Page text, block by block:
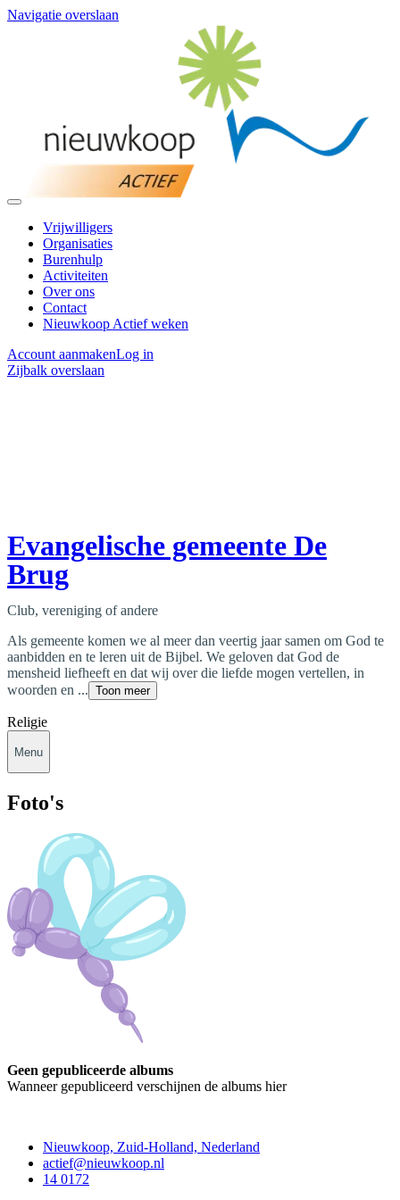
Navigatie overslaan
Vrijwilligers
Organisaties
Burenhulp
Activiteiten
Over ons
Contact
Nieuwkoop Actief weken
Account aanmakenLog in
Zijbalk overslaan
Evangelische gemeente De
Brug
Club, vereniging of andere
Als gemeente komen we al meer dan veertig jaar samen om God te
aanbidden en te leren uit de Bijbel. We geloven dat God de
mensheid liefheeft en dat wij over die liefde mogen vertellen, in
woorden en ... Toon meer
Religie
Menu
Foto's
Geen gepubliceerde albums
Wanneer gepubliceerd verschijnen de albums hier
Nieuwkoop, Zuid-Holland, Nederland
actief@nieuwkoop.nl
14 0172